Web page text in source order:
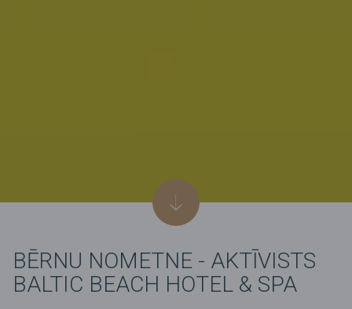
BĒRNU NOMETNE - AKTĪVISTS
BALTIC BEACH HOTEL & SPA